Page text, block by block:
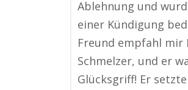
Ablehnung und
einer Kündigung
Freund empfahl mir
Schmelzer, und er
Glücksgriff! Er